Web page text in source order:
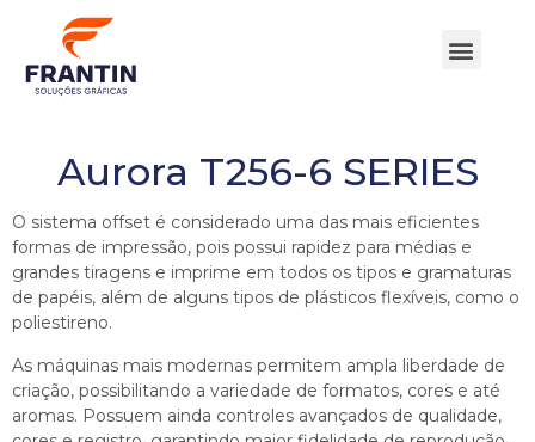
Aurora T256-6 SERIES
O sistema offset é considerado uma das mais eficientes
formas de impressão, pois possui rapidez para médias e
grandes tiragens e imprime em todos os tipos e gramaturas
de papéis, além de alguns tipos de plásticos flexíveis, como o
poliestireno.
As máquinas mais modernas permitem ampla liberdade de
criação, possibilitando a variedade de formatos, cores e até
aromas. Possuem ainda controles avançados de qualidade,